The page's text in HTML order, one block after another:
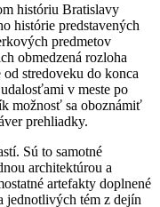
históriu Bratislavy
histórie predstavených
predmetov
obmedzená rozloha
stredoveku do konca
v meste po
možnosť sa oboznámiť
prehliadky.
Sú to samotné
architektúrou a
artefakty doplnené
jednotlivých tém z dejín